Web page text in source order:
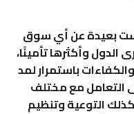
بعيدة عن أي سوق
الدول وأكثرها تأمينًا،
باستمرار لمد
التعامل مع مختلف
التوعية وتنظيم